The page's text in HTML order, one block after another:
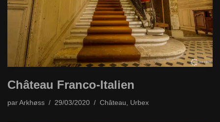
Château Franco-Italien
par Arkhøss 29/03/2020 Château Urbex